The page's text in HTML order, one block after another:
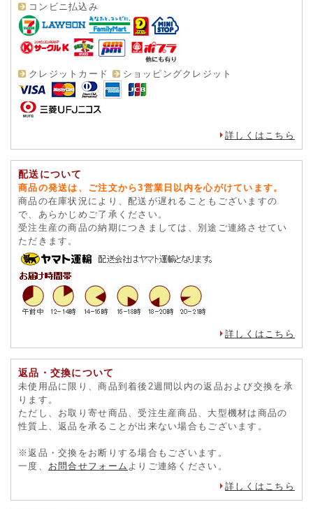
コンビニ払込み
クレジットカード ショッピングクレジット
詳しくはこちら
配送について
商品の発送は、ご注文から3営業日以内を心がけています。
商品の在庫状況により、配送が遅れることもございますの
で、あらかじめご了承ください。
受注生産の商品の納期につきましては、別途ご連絡させてい
ただきます。
詳しくはこちら
返品・交換について
未使用品に限り、商品到着後2週間以内の返品および交換を承
ります。
ただし、お取り寄せ商品、受注生産商品、大型機材は商品の
性質上、返品を承ることが出来ない場合もございます。
※返品・交換をお断りする場合もございます。
一度、 お問合せフォーム よりご連絡ください。
詳しくはこちら